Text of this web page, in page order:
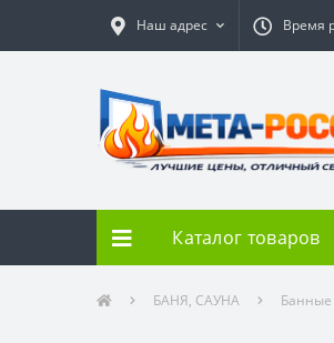
Наш адрес Время
Каталог товаров
БАНЯ, САУНА Банные